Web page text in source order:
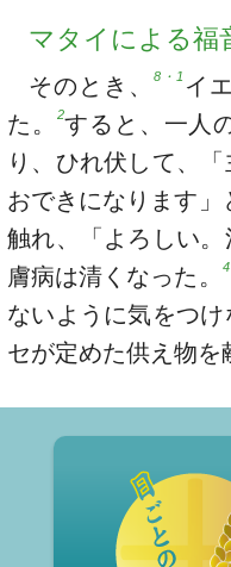
マタイによる福
そのとき、 8・1 イ
た。
2すると、一人
り、ひれ伏して、
おできになります」
触れ、「よろしい
膚病は清くなった。
4
ないように気をつ
セが定めた供え物